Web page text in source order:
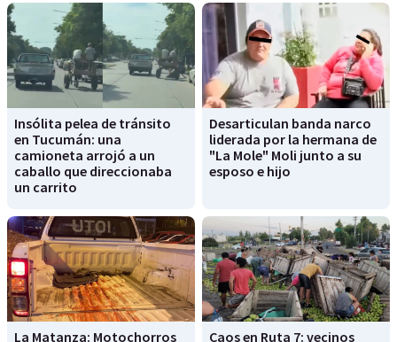
Insólita pelea de tránsito
en Tucumán: una
camioneta arrojó a un
caballo que direccionaba
un carrito
Desarticulan banda narco
liderada por la hermana de
"La Mole" Moli junto a su
esposo e hijo
La Matanza: Motochorros Caos en Ruta 7: vecinos